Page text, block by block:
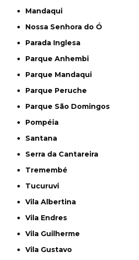
Mandaqui
Nossa Senhora do Ó
Parada Inglesa
Parque Anhembi
Parque Mandaqui
Parque Peruche
Parque São Domingos
Pompéia
Santana
Serra da Cantareira
Tremembé
Tucuruvi
Vila Albertina
Vila Endres
Vila Guilherme
Vila Gustavo